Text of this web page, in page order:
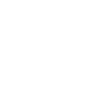
Реестр